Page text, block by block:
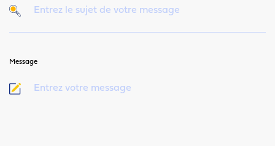
Message